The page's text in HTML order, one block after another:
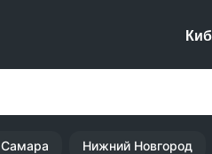
Самара Нижний Новгород